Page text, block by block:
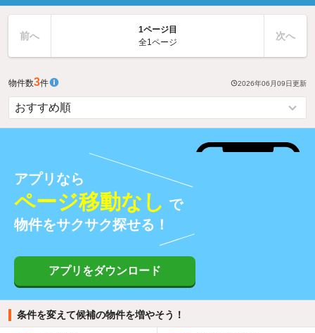
前へ
1ページ目
全1ページ
次へ
物件数3件 2026年06月09日更新
アプリなら
ページ移動なし で
物件をサクサク探せる！
アプリをダウンロード
条件を変えて候補の物件を増やそう！